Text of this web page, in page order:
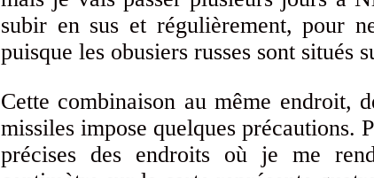
subir en sus et régulièrement, pour
puisque les obusiers russes sont situés
Cette combinaison au même endroit,
missiles impose quelques précautions.
précises des endroits où je me